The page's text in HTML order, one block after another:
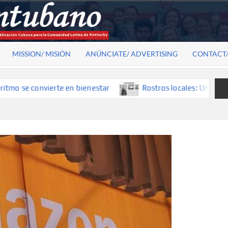
MISSION/ MISIÓN ANÚNCIATE/ ADVERTISING
convierte en bienestar Rostros locales: Una mirada